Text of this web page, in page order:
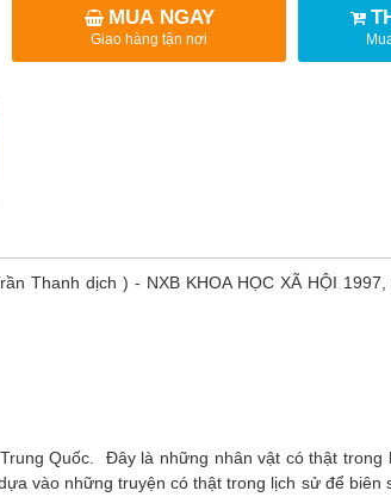
MUA NGAY
Giao hàng tận nơi
Thanh dịch ) - NXB KHOA HỌC XÃ HỘI 1997,
Quốc. Đây là những nhân vật có thật trong
vào những truyện có thật trong lịch sử để biên